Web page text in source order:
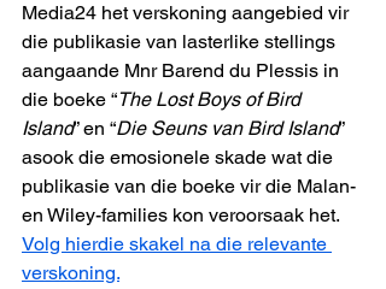
Media24 het verskoning aangebied vir
die publikasie van lasterlike stellings
aangaande Mnr Barend du Plessis in
die boeke “The Lost Boys of Bird
Island” en “Die Seuns van Bird Island”
asook die emosionele skade wat die
publikasie van die boeke vir die Malan-
en Wiley-families kon veroorsaak het.
Volg hierdie skakel na die relevante
verskoning.